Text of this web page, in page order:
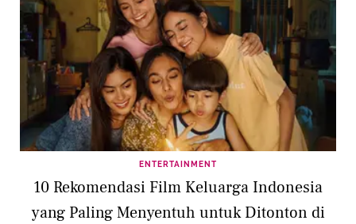
ENTERTAINMENT
10 Rekomendasi Film Keluarga Indonesia
yang Paling Menyentuh untuk Ditonton di